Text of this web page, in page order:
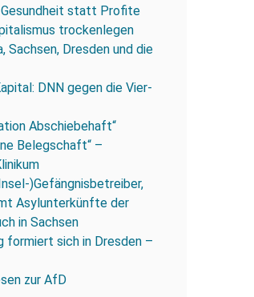
statt Profite
trockenlegen
Sachsen, Dresden und die
DNN gegen die Vier-
Abschiebehaft“
Belegschaft“ –
)Gefängnisbetreiber,
Asylunterkünfte der
in Sachsen
formiert sich in Dresden –
zur AfD